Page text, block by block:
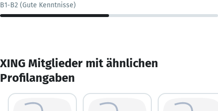
B1-B2 (Gute Kenntnisse)
XING Mitglieder mit ähnlichen
Profilangaben